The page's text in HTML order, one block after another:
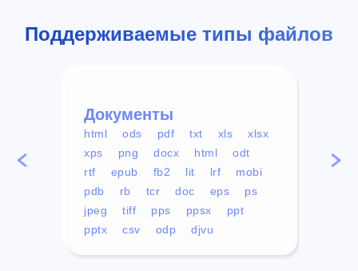
Поддерживаемые типы файлов
Документы
html ods pdf txt xls
xlsx
xps
png docx html
odt
rtf
epub fb2 lit lrf
mobi
pdb
rb tcr doc eps
ps
jpeg
tiff pps ppsx
ppt
pptx
csv odp djvu
mp4